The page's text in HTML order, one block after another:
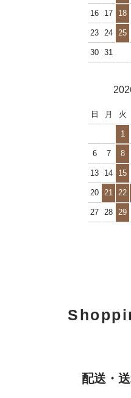
16 17 18
23 24 25
30 31
日 月 火
1
6 7 8
13 14 15
20 21 22
27 28 29
配送・